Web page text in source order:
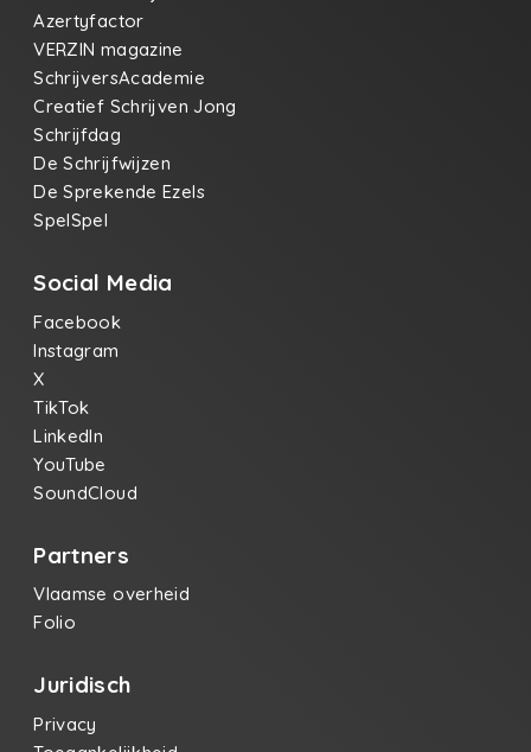
Azertyfactor
VERZIN magazine
SchrijversAcademie
Creatief Schrijven Jong
Schrijfdag
De Schrijfwijzen
De Sprekende Ezels
SpelSpel
Social Media
Facebook
Instagram
X
TikTok
LinkedIn
YouTube
SoundCloud
Partners
Vlaamse overheid
Folio
Juridisch
Privacy